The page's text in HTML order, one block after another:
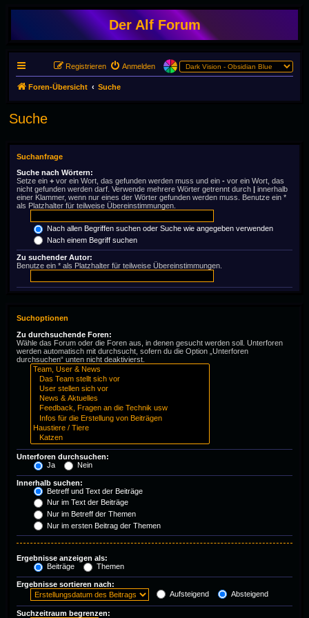
Der Alf Forum
Anmelden
Registrieren
Foren-Übersicht Suche
Suche
Suchanfrage
Suche nach Wörtern:
Setze ein + vor ein Wort, das gefunden werden muss und ein - vor ein Wort, das
nicht gefunden werden darf. Verwende mehrere Wörter getrennt durch | innerhalb
einer Klammer, wenn nur eines der Wörter gefunden werden muss. Benutze ein *
als Platzhalter für teilweise Übereinstimmungen.
Nach allen Begriffen suchen oder Suche wie angegeben verwenden
Nach einem Begriff suchen
Zu suchender Autor:
Benutze ein * als Platzhalter für teilweise Übereinstimmungen.
Suchoptionen
Zu durchsuchende Foren:
Wähle das Forum oder die Foren aus, in denen gesucht werden soll. Unterforen
werden automatisch mit durchsucht, sofern du die Option „Unterforen
durchsuchen“ unten nicht deaktivierst.
Unterforen durchsuchen:
Ja
Nein
Innerhalb suchen:
Betreff und Text der Beiträge
Nur im Text der Beiträge
Nur im Betreff der Themen
Nur im ersten Beitrag der Themen
Ergebnisse anzeigen als:
Beiträge
Themen
Ergebnisse sortieren nach:
Aufsteigend
Absteigend
Suchzeitraum begrenzen: